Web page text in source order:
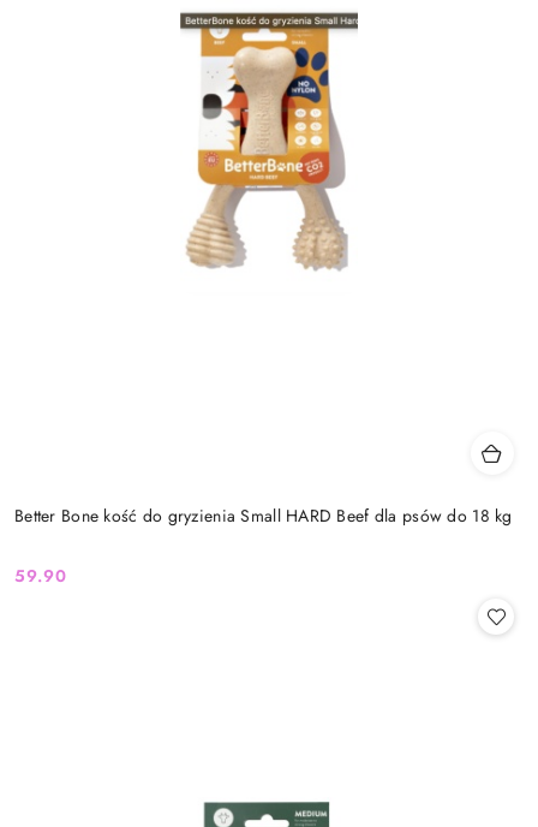
Better Bone kość do gryzienia Small HARD Beef dla psów do 18 kg
Cena:
59.90